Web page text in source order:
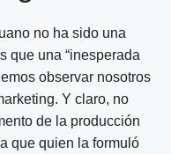
no ha sido una
que una “inesperada
observar nosotros
Y claro, no
de la producción
que quien la formuló